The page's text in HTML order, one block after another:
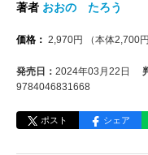
著者 おおの たろう
価格： 2,970円 （本体2,700
発売日： 2024年03月22日
9784046831668
ポスト シェア